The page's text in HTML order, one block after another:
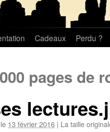
Cadeaux Perdu ?
pages de
13 février 2016 | La taille